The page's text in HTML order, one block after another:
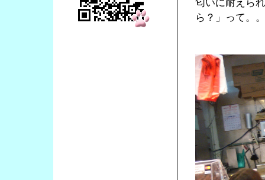
匂いに耐えら
ら？」って。